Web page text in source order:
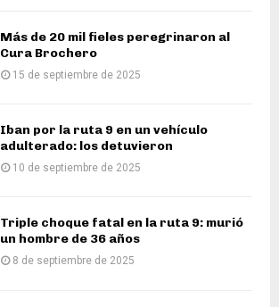
Más de 20 mil fieles peregrinaron al
Cura Brochero
15 de septiembre de 2025
Iban por la ruta 9 en un vehículo
adulterado: los detuvieron
10 de septiembre de 2025
Triple choque fatal en la ruta 9: murió
un hombre de 36 años
8 de septiembre de 2025